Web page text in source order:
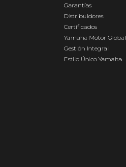
Garantías
Distribuidores
Certificados
Yamaha Motor Global
Gestión Integral
Estilo Único Yamaha